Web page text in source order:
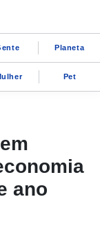
Planeta
Pet
ano